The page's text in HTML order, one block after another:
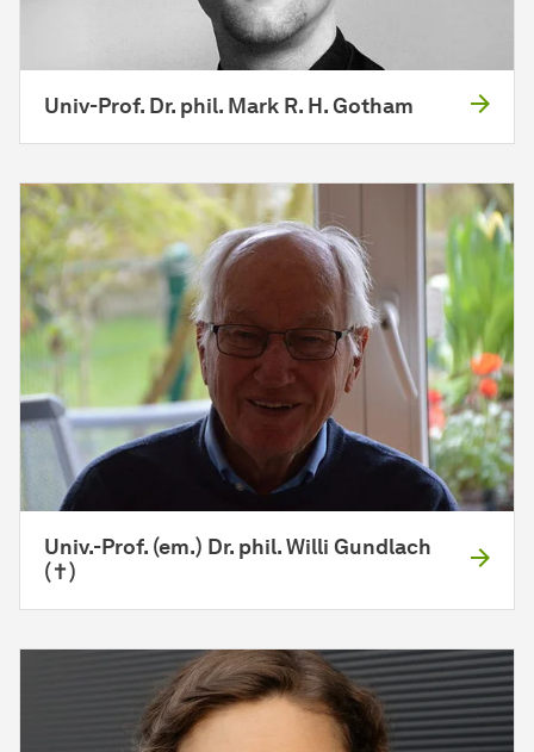
Univ-Prof. Dr. phil. Mark R. H. Gotham
Univ.-Prof. (em.) Dr. phil. Willi Gundlach
(✝)